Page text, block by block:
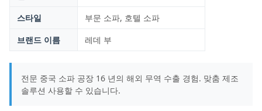
스타일
부문 소파, 호텔 소파
브랜드 이름
레데 부
전문 중국 소파 공장 16 년의 해외 무역 수출 경험. 맞춤 제조
솔루션 사용할 수 있습니다.